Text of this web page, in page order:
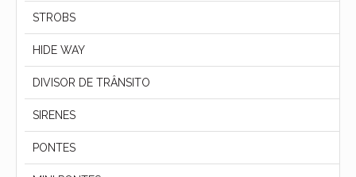
STROBS
HIDE WAY
DIVISOR DE TRÂNSITO
SIRENES
PONTES